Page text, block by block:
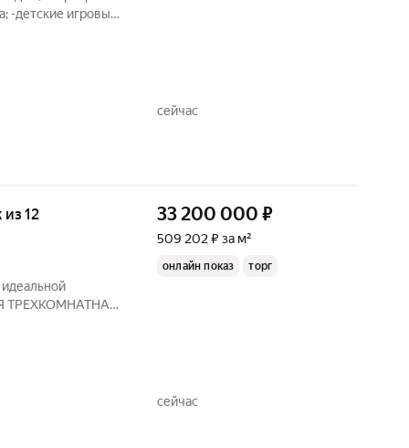
-детские игровые
В
сейчас
из 12
ТРЕХКОМНАТНАЯ
25 минут
33 200 000 ₽
509 202 ₽ за м²
онлайн показ торг
сейчас